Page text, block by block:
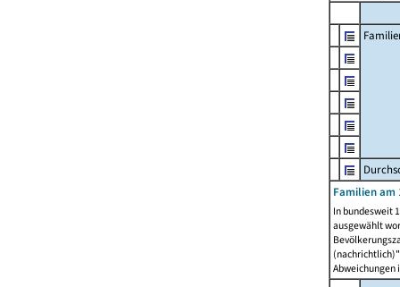
Familien am
In bundesweit
ausgewählt
Abweichungen